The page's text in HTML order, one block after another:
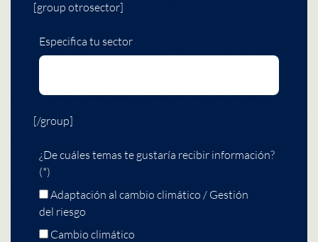
[group otrosector]
Especifica tu sector
[/group]
¿De cuáles temas te gustaría recibir información?
(*)
Adaptación al cambio climático / Gestión
del riesgo
Cambio climático